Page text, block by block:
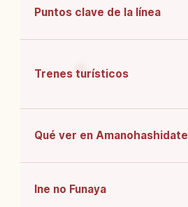
Puntos clave de la línea
Trenes turísticos
Qué ver en Amanohashidate
Ine no Funaya